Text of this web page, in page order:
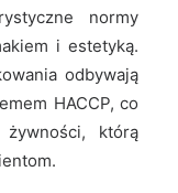
normy
i estetyką.
odbywają
HACCP, co
żywności, którą